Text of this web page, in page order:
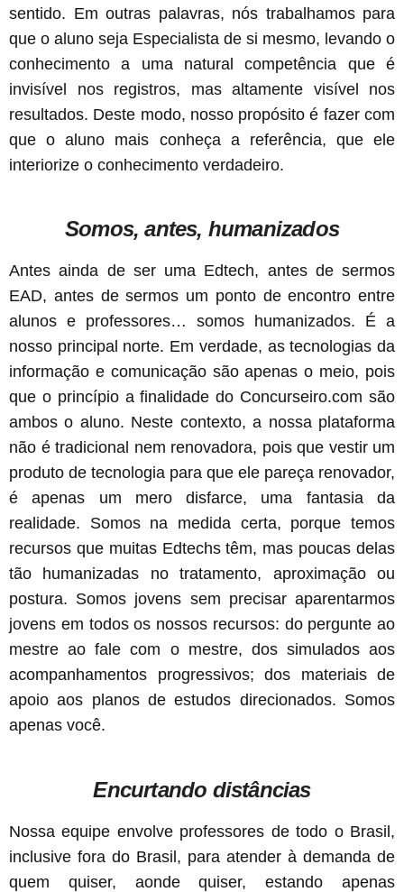
sentido. Em outras palavras, nós trabalhamos para
que o aluno seja Especialista de si mesmo, levando o
conhecimento a uma natural competência que é
invisível nos registros, mas altamente visível nos
resultados. Deste modo, nosso propósito é fazer com
que o aluno mais conheça a referência, que ele
interiorize o conhecimento verdadeiro.
Somos, antes, humanizados
Antes ainda de ser uma Edtech, antes de sermos
EAD, antes de sermos um ponto de encontro entre
alunos e professores… somos humanizados. É a
nosso principal norte. Em verdade, as tecnologias da
informação e comunicação são apenas o meio, pois
que o princípio a finalidade do Concurseiro.com são
ambos o aluno. Neste contexto, a nossa plataforma
não é tradicional nem renovadora, pois que vestir um
produto de tecnologia para que ele pareça renovador,
é apenas um mero disfarce, uma fantasia da
realidade. Somos na medida certa, porque temos
recursos que muitas Edtechs têm, mas poucas delas
tão humanizadas no tratamento, aproximação ou
postura. Somos jovens sem precisar aparentarmos
jovens em todos os nossos recursos: do pergunte ao
mestre ao fale com o mestre, dos simulados aos
acompanhamentos progressivos; dos materiais de
apoio aos planos de estudos direcionados. Somos
apenas você.
Encurtando distâncias
Nossa equipe envolve professores de todo o Brasil,
inclusive fora do Brasil, para atender à demanda de
quem quiser, aonde quiser, estando apenas